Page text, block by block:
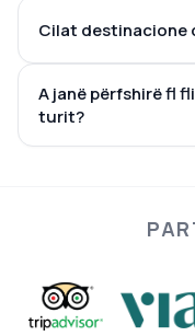
Cilat
A janë përfshirë fl
turit?